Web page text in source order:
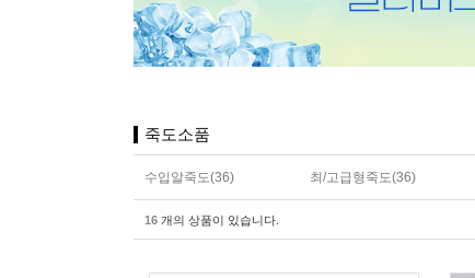
죽도소품
수입알죽도(36) 최/고급형죽도(36)
16 개의 상품이 있습니다.